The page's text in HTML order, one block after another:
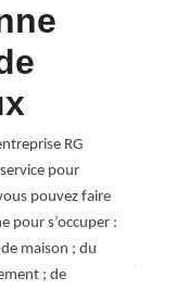
RG
pour
pouvez faire
pour s’occuper :
maison ; du
; de